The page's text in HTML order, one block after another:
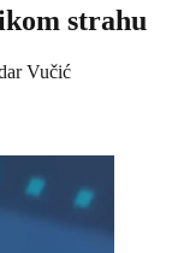
strahu
Vučić